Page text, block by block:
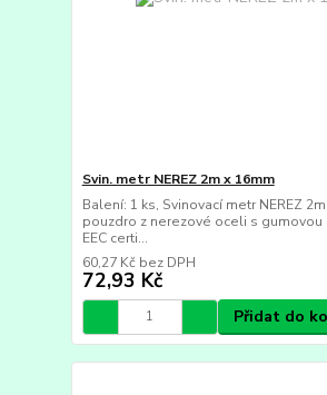
Svin. metr NEREZ 2m x 16mm
Balení: 1 ks, Svinovací metr NEREZ
pouzdro z nerezové oceli s gumovou
EEC certi...
72,93 Kč
60,27 Kč bez DPH
Přidat do